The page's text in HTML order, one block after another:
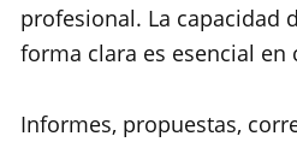
profesional. La capacidad
forma clara es esencial en
Informes, propuestas,